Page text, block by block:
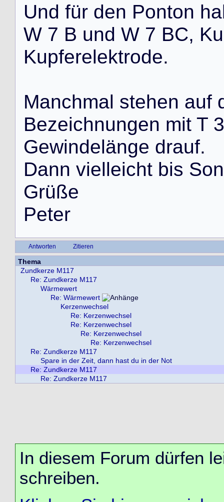
Und für den Ponton ha
W 7 B und W 7 BC, Ku
Kupferelektrode.
Manchmal stehen auf
Bezeichnungen mit T 3
Gewindelänge drauf.
Dann vielleicht bis Son
Grüße
Peter
Antworten Zitieren
Thema
Zundkerze M117
Re: Zundkerze M117
Wärmewert
Re: Wärmewert
Kerzenwechsel
Re: Kerzenwechsel
Re: Kerzenwechsel
Re: Kerzenwechsel
Re: Kerzenwechsel
Re: Zundkerze M117
Spare in der Zeit, dann hast du in der Not
Re: Zundkerze M117
Re: Zundkerze M117
In diesem Forum dürfen
schreiben.